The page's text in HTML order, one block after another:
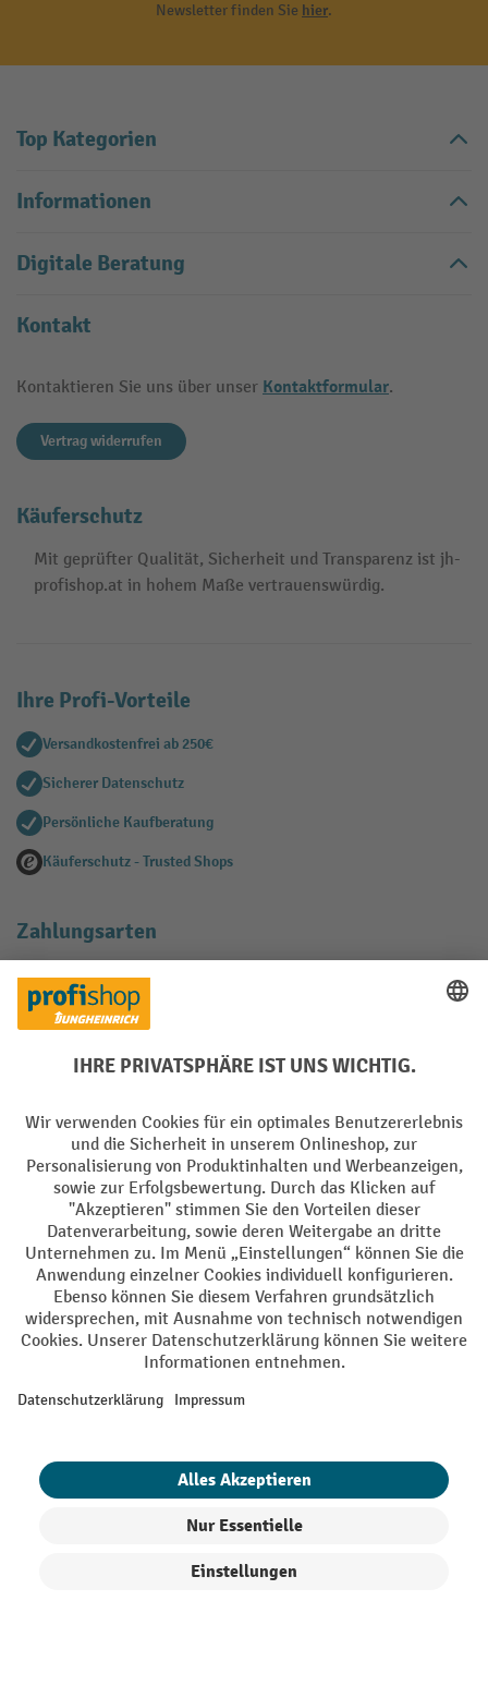
Newsletter finden Sie hier.
Top Kategorien
Informationen
Digitale Beratung
Kontakt
Kontaktieren Sie uns über unser Kontaktformular.
Vertrag widerrufen
Käuferschutz
Mit geprüfter Qualität, Sicherheit und Transparenz ist jh-
profishop.at in hohem Maße vertrauenswürdig.
Ihre Profi-Vorteile
Versandkostenfrei ab 250€
Sicherer Datenschutz
Persönliche Kaufberatung
Käuferschutz - Trusted Shops
Zahlungsarten
Creditcard (Master)
Facebook
YouTube
LinkedIn
Instagram
AGB Impressum Datenschutz
Barrierefreiheit Privacy Settings
Alle Preise exkl. gesetzl. Mehrwertsteuer zzgl.Versandkosten und ggf.
Nachnahmegebühren, wenn nicht anders angegeben.
¹ Der Rabatt gilt so lange der Vorrat reicht. Der Rabatt gilt nicht auf
Erstregistrierung für den Newsletter gewährt. Der Gutschein ist 10
Tage gültig und kann ab einem Netto-Bestellwert von 250,- € online
eingelöst werden. Die Höhe des Rabatts variiert je nach
Arbeitsschutz | 5% auf Werkstatt, Betrieb, Transport, Stapeln und